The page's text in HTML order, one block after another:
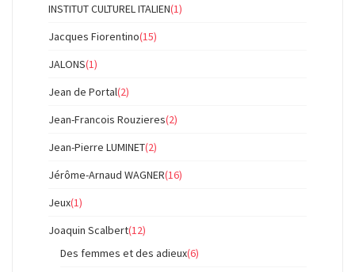
INSTITUT CULTUREL ITALIEN(1)
Jacques Fiorentino(15)
JALONS(1)
Jean de Portal(2)
Jean-Francois Rouzieres(2)
Jean-Pierre LUMINET(2)
Jérôme-Arnaud WAGNER(16)
Jeux(1)
Joaquin Scalbert(12)
Des femmes et des adieux(6)